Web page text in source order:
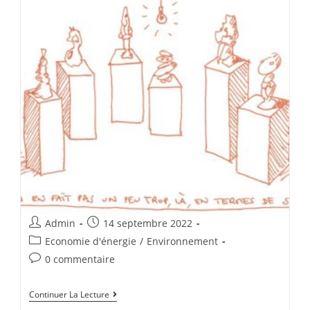
Admin
14 septembre 2022
Economie d'énergie / Environnement
0 commentaire
Continuer La Lecture